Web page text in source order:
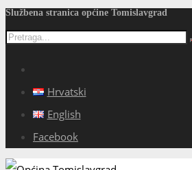
Službena stranica općine Tomislavgrad
Hrvatski
English
Facebook